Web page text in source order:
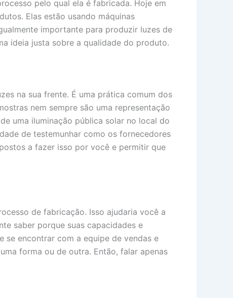
pelo qual ela é fabricada. Hoje em
Elas estão usando máquinas
importante para produzir luzes de
ideia justa sobre a qualidade do produto.
na sua frente. É uma prática comum dos
nem sempre são uma representação
uma iluminação pública solar no local do
de testemunhar como os fornecedores
a fazer isso por você e permitir que
de fabricação. Isso ajudaria você a
saber porque suas capacidades e
se encontrar com a equipe de vendas e
forma ou de outra. Então, falar apenas